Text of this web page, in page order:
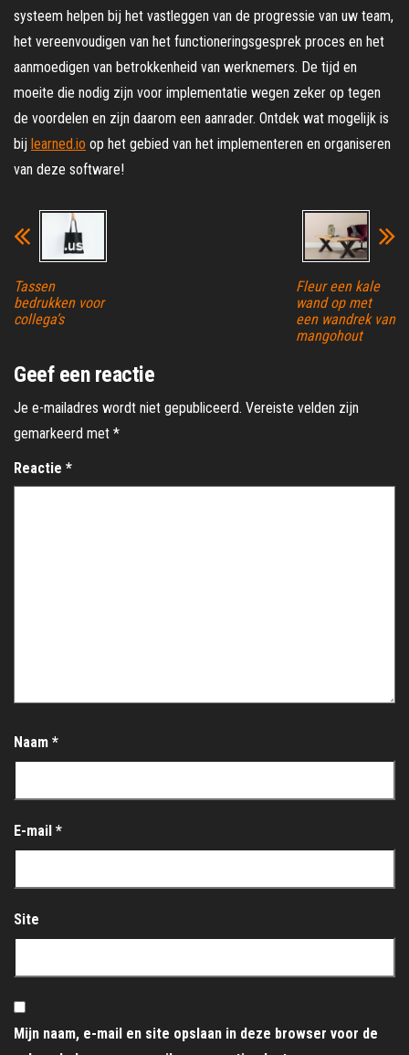
systeem helpen bij het vastleggen van de progressie van uw team,
het vereenvoudigen van het functioneringsgesprek proces en het
aanmoedigen van betrokkenheid van werknemers. De tijd en
moeite die nodig zijn voor implementatie wegen zeker op tegen
de voordelen en zijn daarom een aanrader. Ontdek wat mogelijk is
bij learned.io op het gebied van het implementeren en organiseren
van deze software!
Tassen
bedrukken voor
collega’s
Fleur een kale
wand op met
een wandrek van
mangohout
Geef een reactie
Je e-mailadres wordt niet gepubliceerd. Vereiste velden zijn
gemarkeerd met *
Reactie *
Naam *
E-mail *
Site
Mijn naam, e-mail en site opslaan in deze browser voor de